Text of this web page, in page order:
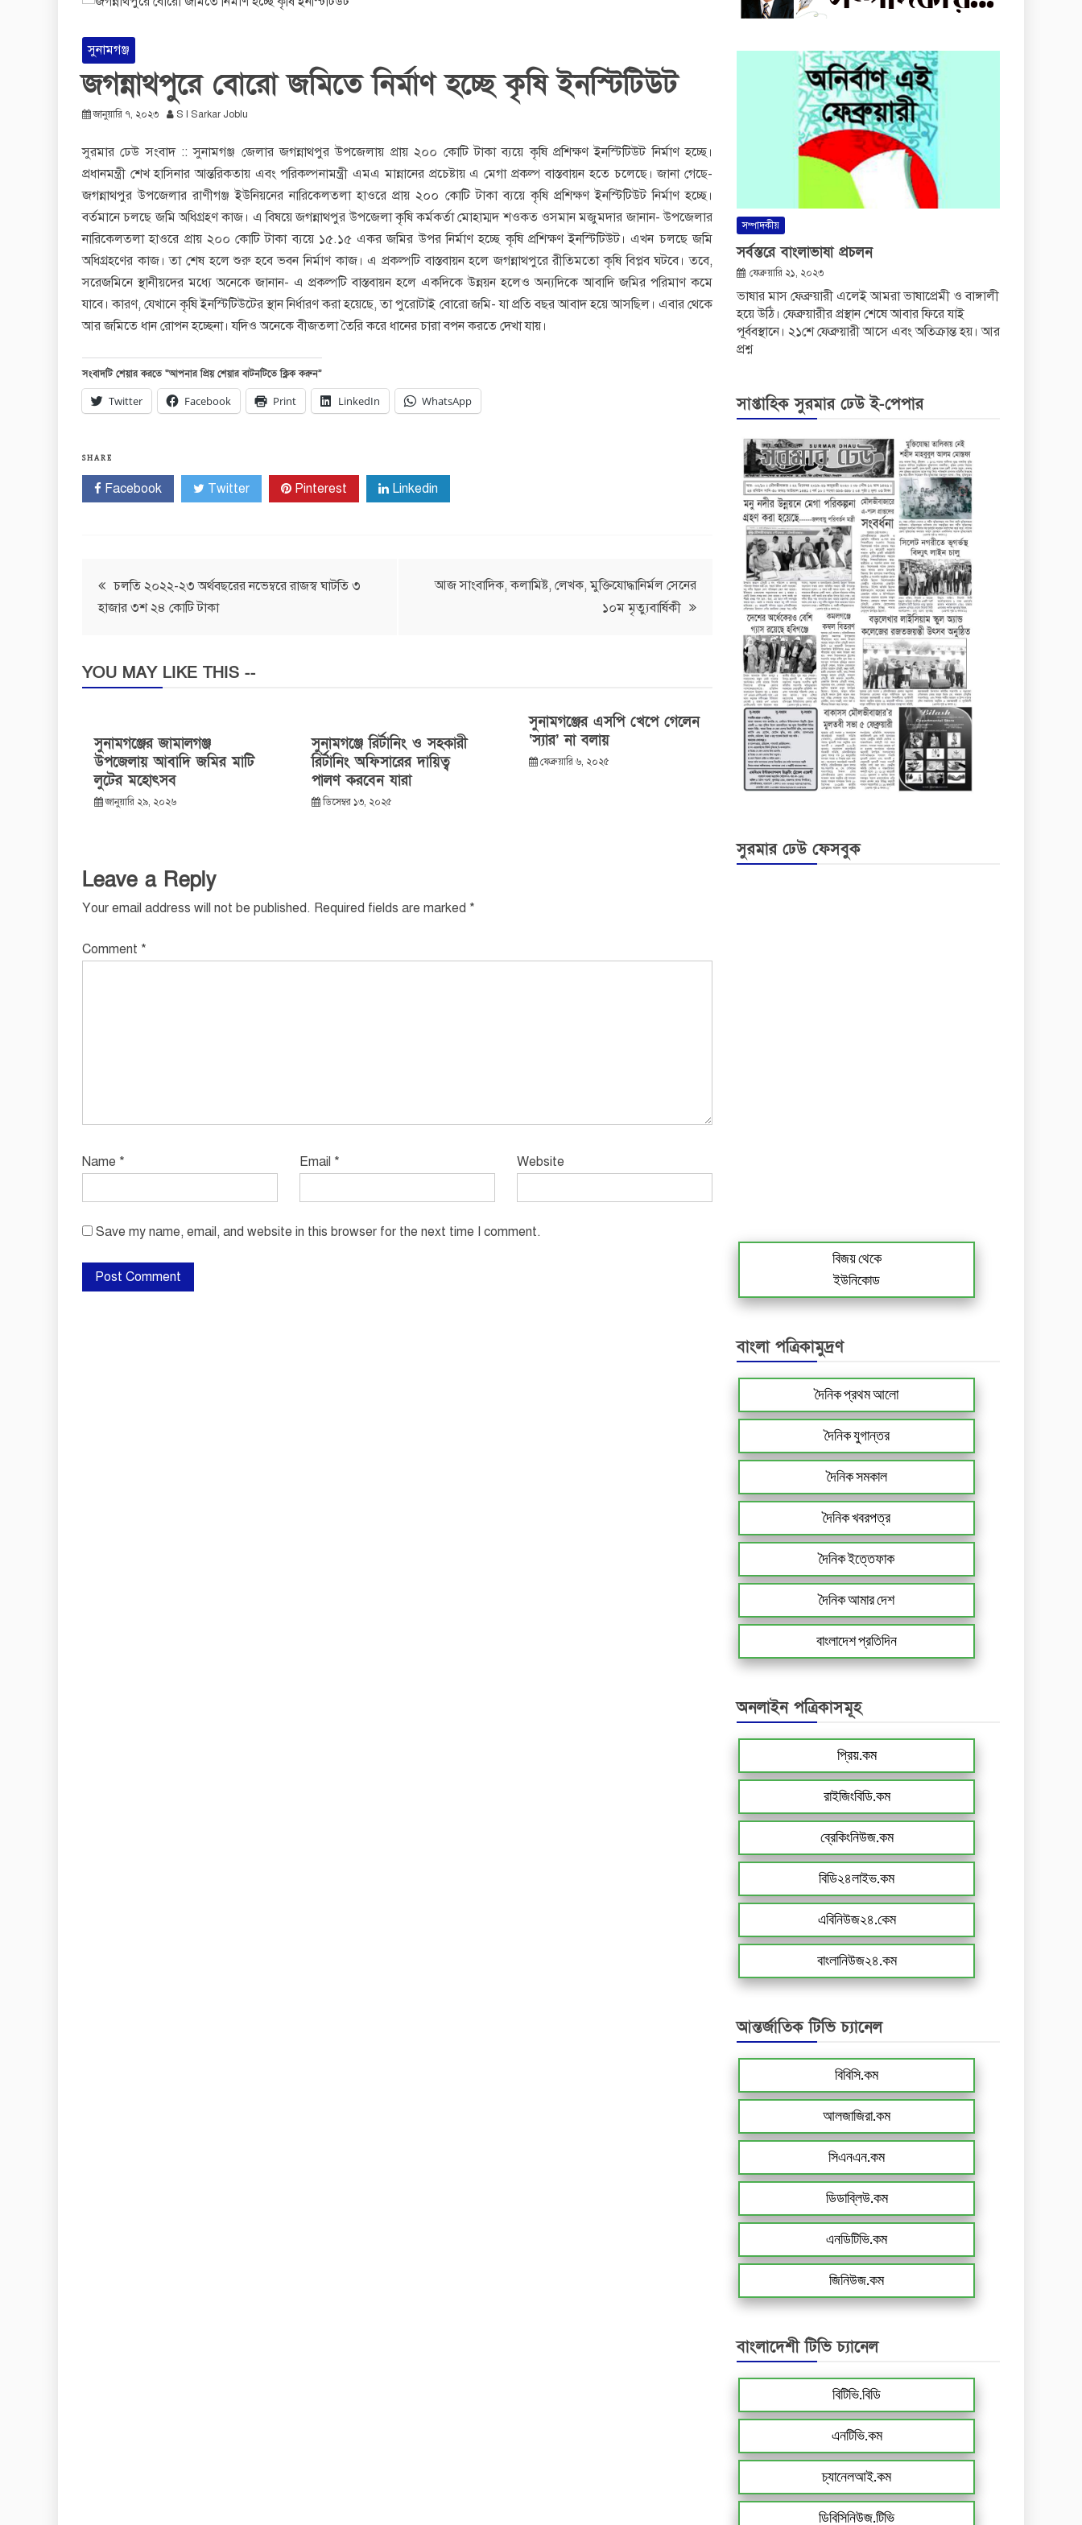
সুনামগঞ্জ
জগন্নাথপুরে বোরো জমিতে নির্মাণ হচ্ছে কৃষি ইনস্টিটিউট
জানুয়ারি ৭, ২০২৩ S I Sarkar Joblu
সুরমার ঢেউ সংবাদ :: সুনামগঞ্জ জেলার জগন্নাথপুর উপজেলায় প্রায় ২০০ কোটি টাকা ব্যয়ে কৃষি প্রশিক্ষণ ইনস্টিটিউট নির্মাণ হচ্ছে।
প্রধানমন্ত্রী শেখ হাসিনার আন্তরিকতায় এবং পরিকল্পনামন্ত্রী এমএ মান্নানের প্রচেষ্টায় এ মেগা প্রকল্প বাস্তবায়ন হতে চলেছে। জানা গেছে-
জগন্নাথপুর উপজেলার রাণীগঞ্জ ইউনিয়নের নারিকেলতলা হাওরে প্রায় ২০০ কোটি টাকা ব্যয়ে কৃষি প্রশিক্ষণ ইনস্টিটিউট নির্মাণ হচ্ছে।
বর্তমানে চলছে জমি অধিগ্রহণ কাজ। এ বিষয়ে জগন্নাথপুর উপজেলা কৃষি কর্মকর্তা মোহাম্মদ শওকত ওসমান মজুমদার জানান- উপজেলার
নারিকেলতলা হাওরে প্রায় ২০০ কোটি টাকা ব্যয়ে ১৫.১৫ একর জমির উপর নির্মাণ হচ্ছে কৃষি প্রশিক্ষণ ইনস্টিটিউট। এখন চলছে জমি
অধিগ্রহণের কাজ। তা শেষ হলে শুরু হবে ভবন নির্মাণ কাজ। এ প্রকল্পটি বাস্তবায়ন হলে জগন্নাথপুরে রীতিমতো কৃষি বিপ্লব ঘটবে। তবে,
সরেজমিনে স্থানীয়দের মধ্যে অনেকে জানান- এ প্রকল্পটি বাস্তবায়ন হলে একদিকে উন্নয়ন হলেও অন্যদিকে আবাদি জমির পরিমাণ কমে
যাবে। কারণ, যেখানে কৃষি ইনস্টিটিউটের স্থান নির্ধারণ করা হয়েছে, তা পুরোটাই বোরো জমি- যা প্রতি বছর আবাদ হয়ে আসছিল। এবার থেকে
আর জমিতে ধান রোপন হচ্ছেনা। যদিও অনেকে বীজতলা তৈরি করে ধানের চারা বপন করতে দেখা যায়।
সংবাদটি শেয়ার করতে “আপনার প্রিয় শেয়ার বাটনটিতে ক্লিক করুন”
Twitter Facebook Print LinkedIn WhatsApp
SHARE
Facebook Twitter Pinterest Linkedin
Post
navigation
চলতি ২০২২-২৩ অর্থবছরের নভেম্বরে রাজস্ব ঘাটতি ৩
হাজার ৩শ ২৪ কোটি টাকা
আজ সাংবাদিক, কলামিষ্ট, লেখক, মুক্তিযোদ্ধানির্মল সেনের
১০ম মৃত্যুবার্ষিকী
YOU MAY LIKE THIS --
সুনামগঞ্জের জামালগঞ্জ
উপজেলায় আবাদি জমির মাটি
লুটের মহোৎসব
জানুয়ারি ২৯, ২০২৬
সুনামগঞ্জে রির্টানিং ও সহকারী
রির্টানিং অফিসারের দায়িত্ব
পালণ করবেন যারা
ডিসেম্বর ১৩, ২০২৫
সুনামগঞ্জের এসপি খেপে গেলেন
‘স্যার’ না বলায়
ফেব্রুয়ারি ৬, ২০২৫
Leave a Reply
Your email address will not be published. Required fields are marked *
Comment *
Name * Email * Website
Save my name, email, and website in this browser for the next time I comment.
সম্পাদকীয়
সর্বস্তরে বাংলাভাষা প্রচলন
ফেব্রুয়ারি ২১, ২০২৩
ভাষার মাস ফেব্রুয়ারী এলেই আমরা ভাষাপ্রেমী ও বাঙ্গালী
হয়ে উঠি। ফেব্রুয়ারীর প্রস্থান শেষে আবার ফিরে যাই
পূর্ববস্থানে। ২১শে ফেব্রুয়ারী আসে এবং অতিক্রান্ত হয়। আর
প্রশ্ন
সাপ্তাহিক সুরমার ঢেউ ই-পেপার
সুরমার ঢেউ ফেসবুক
বিজয় থেকে
ইউনিকোড
বাংলা পত্রিকামুদ্রণ
দৈনিক প্রথম আলো
দৈনিক যুগান্তর
দৈনিক সমকাল
দৈনিক খবরপত্র
দৈনিক ইত্তেফাক
দৈনিক আমার দেশ
বাংলাদেশ প্রতিদিন
অনলাইন পত্রিকাসমূহ
প্রিয়.কম
রাইজিংবিডি.কম
ব্রেকিংনিউজ.কম
বিডি২৪লাইভ.কম
এবিনিউজ২৪.কেম
বাংলানিউজ২৪.কম
আন্তর্জাতিক টিভি চ্যানেল
বিবিসি.কম
আলজাজিরা.কম
সিএনএন.কম
ডিডাব্লিউ.কম
এনডিটিভি.কম
জিনিউজ.কম
বাংলাদেশী টিভি চ্যানেল
বিটিভি.বিডি
এনটিভি.কম
চ্যানেলআই.কম
ডিবিসিনিউজ.টিভি